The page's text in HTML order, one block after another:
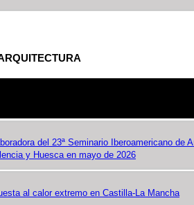
del 23ª Seminario Iberoamericano de
y Huesca en mayo de 2026
al calor extremo en Castilla-La Mancha